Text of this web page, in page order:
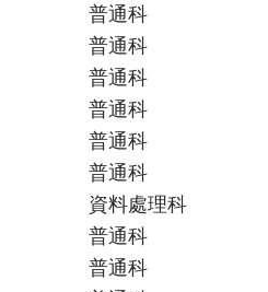
普通科
普通科
普通科
普通科
普通科
普通科
資料處理科
普通科
普通科